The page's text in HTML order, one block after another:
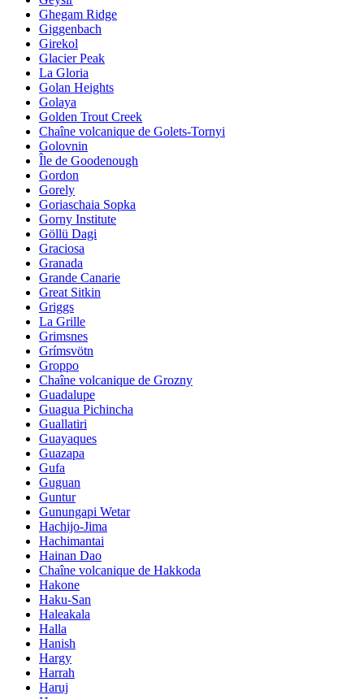
Ghegam Ridge
Giggenbach
Girekol
Glacier Peak
La Gloria
Golan Heights
Golaya
Golden Trout Creek
Chaîne volcanique de Golets-Tornyi
Golovnin
Île de Goodenough
Gordon
Gorely
Goriaschaia Sopka
Gorny Institute
Göllü Dagi
Graciosa
Granada
Grande Canarie
Great Sitkin
Griggs
La Grille
Grimsnes
Grímsvötn
Groppo
Chaîne volcanique de Grozny
Guadalupe
Guagua Pichincha
Guallatiri
Guayaques
Guazapa
Gufa
Guguan
Guntur
Gunungapi Wetar
Hachijo-Jima
Hachimantai
Hainan Dao
Chaîne volcanique de Hakkoda
Hakone
Haku-San
Haleakala
Halla
Hanish
Hargy
Harrah
Haruj